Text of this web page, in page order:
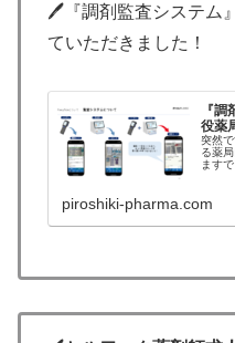
🖊『調剤監査システム』
ていただきました！
『
役薬
突然
る薬
ます
蔵庫」
piroshiki-pharma.com